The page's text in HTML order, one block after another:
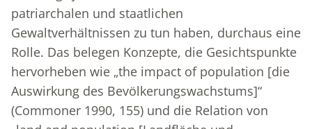
patriarchalen und staatlichen
Gewaltverhältnissen zu tun haben, durchaus eine
Rolle. Das belegen Konzepte, die Gesichtspunkte
hervorheben wie „the impact of population [die
Auswirkung des Bevölkerungswachstums]“
(Commoner 1990, 155) und die Relation von